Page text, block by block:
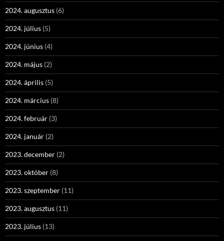
2024. augusztus (6)
2024. július (5)
2024. június (4)
2024. május (2)
2024. április (5)
2024. március (8)
2024. február (3)
2024. január (2)
2023. december (2)
2023. október (8)
2023. szeptember (11)
2023. augusztus (11)
2023. július (13)